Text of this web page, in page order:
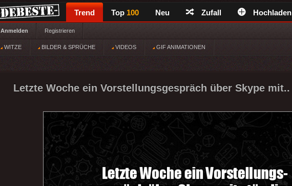
Trend Top 100 Neu Zufall Hochladen
Anmelden Registrieren
WITZE BILDER & SPRÜCHE VIDEOS GIF ANIMATIONEN
Letzte Woche ein Vorstellungsgespräch über Skype mit..